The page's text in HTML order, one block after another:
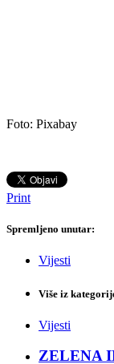
Foto: Pixabay
Print
Spremljeno unutar:
Vijesti
Više iz
Vijesti
ZELENA